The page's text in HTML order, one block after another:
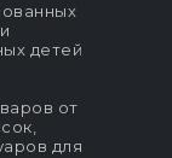
детей
от
для